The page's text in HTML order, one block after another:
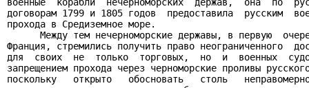
договорам 1799 и 1805 годов  предоставила  русским
прохода в Средиземное море.
Между тем нечерноморские державы, в первую
Франция, стремились получить право неограниченного
для  своих  не  только  торговых,  но  и  военных
запрещением прохода через черноморские проливы
поскольку   открыто   обосновать   столь